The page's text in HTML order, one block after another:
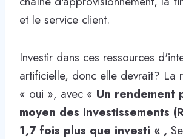
et le service client.
Investir dans ces ressources
artificielle, donc elle devrait? La
« oui », avec « Un rendement
moyen des investissements
1,7 fois plus que investi « ,